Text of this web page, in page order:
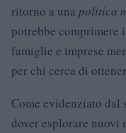
ritorno a una politica
potrebbe comprimere
famiglie e imprese
per chi cerca di
Come evidenziato dal
dover esplorare